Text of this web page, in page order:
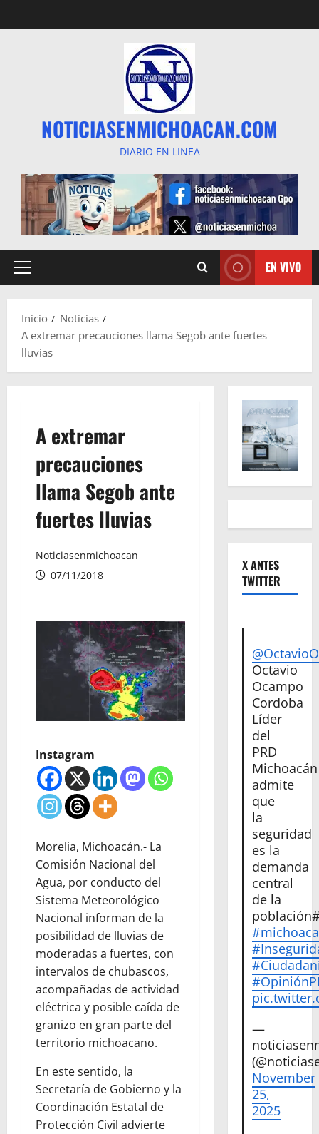
al
NOTICIASENMICHOACAN.COM
DIARIO EN LINEA
Menú
EN VIVO
Inicio
Noticias
A extremar precauciones llama Segob ante fuertes
lluvias
A extremar
precauciones
llama Segob ante
fuertes lluvias
Noticiasenmichoacan
07/11/2018
Instagram
Morelia, Michoacán.- La
Comisión Nacional del
Agua, por conducto del
Sistema Meteorológico
Nacional informan de la
posibilidad de lluvias de
moderadas a fuertes, con
intervalos de chubascos,
acompañadas de actividad
eléctrica y posible caída de
granizo en gran parte del
territorio michoacano.
En este sentido, la
Secretaría de Gobierno y la
Coordinación Estatal de
Protección Civil advierte
X ANTES
TWITTER
Octavio
Ocampo
Cordoba
Líder
del
PRD
Michoacán
admite
que
la
seguridad
es la
demanda
central
de la
—
November
25,
2025